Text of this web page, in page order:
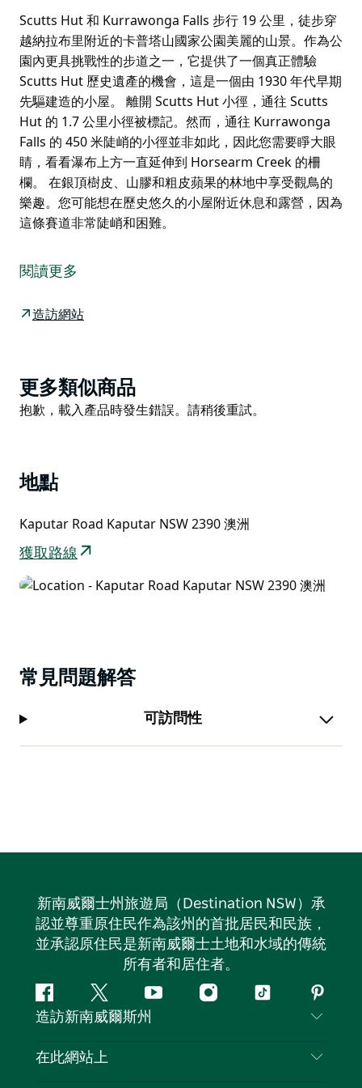
Scutts Hut 和 Kurrawonga Falls 步行 19 公里，徒步穿
越納拉布里附近的卡普塔山國家公園美麗的山景。作為公
園內更具挑戰性的步道之一，它提供了一個真正體驗
Scutts Hut 歷史遺產的機會，這是一個由 1930 年代早期
先驅建造的小屋。 離開 Scutts Hut 小徑，通往 Scutts
Hut 的 1.7 公里小徑被標記。然而，通往 Kurrawonga
Falls 的 450 米陡峭的小徑並非如此，因此您需要睜大眼
睛，看看瀑布上方一直延伸到 Horsearm Creek 的柵
欄。 在銀頂樹皮、山膠和粗皮蘋果的林地中享受觀鳥的
樂趣。您可能想在歷史悠久的小屋附近休息和露營，因為
這條賽道非常陡峭和困難。
越納拉布里附近的卡普塔山國家公園美麗的山景。作為公
園內更具挑戰性的步道之一，它提供了一個真正體驗
Scutts Hut 歷史遺產的機會，這是一個由 1930 年代早期
先驅建造的小屋。
被標記。然而，通往 Kurrawonga Falls 的 450 米陡峭的
小徑並非如此，因此您需要睜大眼睛，看看瀑布上方一直
延伸到 Horsearm Creek 的柵欄。
道非常陡峭和困難。
閱讀更多
造訪網站
Product
List
更多類似商品
Product
抱歉，載入產品時發生錯誤。請稍後重試。
地點
Kaputar Road Kaputar NSW 2390 澳洲
獲取路線
常見問題解答
可訪問性
新南威爾士州旅遊局（Destination NSW）承
認並尊重原住民作為該州的首批居民和民族，
並承認原住民是新南威爾士土地和水域的傳統
所有者和居住者。
Facebook嘰
嘰
喳
Youtube Instagram
抖
造訪新南威爾斯州
聯絡我們
在此網站上